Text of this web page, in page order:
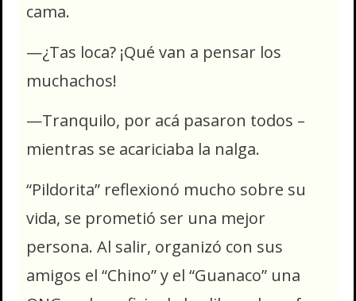
cama.
—¿Tas loca? ¡Qué van a pensar los
muchachos!
—Tranquilo, por acá pasaron todos –
mientras se acariciaba la nalga.
“Pildorita” reflexionó mucho sobre su
vida, se prometió ser una mejor
persona. Al salir, organizó con sus
amigos el “Chino” y el “Guanaco” una